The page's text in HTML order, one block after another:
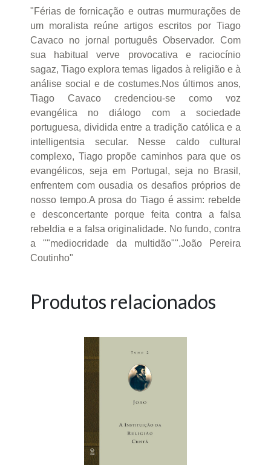
"Férias de fornicação e outras murmurações de
um moralista reúne artigos escritos por Tiago
Cavaco no jornal português Observador. Com
sua habitual verve provocativa e raciocínio
sagaz, Tiago explora temas ligados à religião e à
análise social e de costumes.Nos últimos anos,
Tiago Cavaco credenciou-se como voz
evangélica no diálogo com a sociedade
portuguesa, dividida entre a tradição católica e a
intelligentsia secular. Nesse caldo cultural
complexo, Tiago propõe caminhos para que os
evangélicos, seja em Portugal, seja no Brasil,
enfrentem com ousadia os desafios próprios de
nosso tempo.A prosa do Tiago é assim: rebelde
e desconcertante porque feita contra a falsa
rebeldia e a falsa originalidade. No fundo, contra
a ""mediocridade da multidão"".João Pereira
Coutinho"
Produtos relacionados